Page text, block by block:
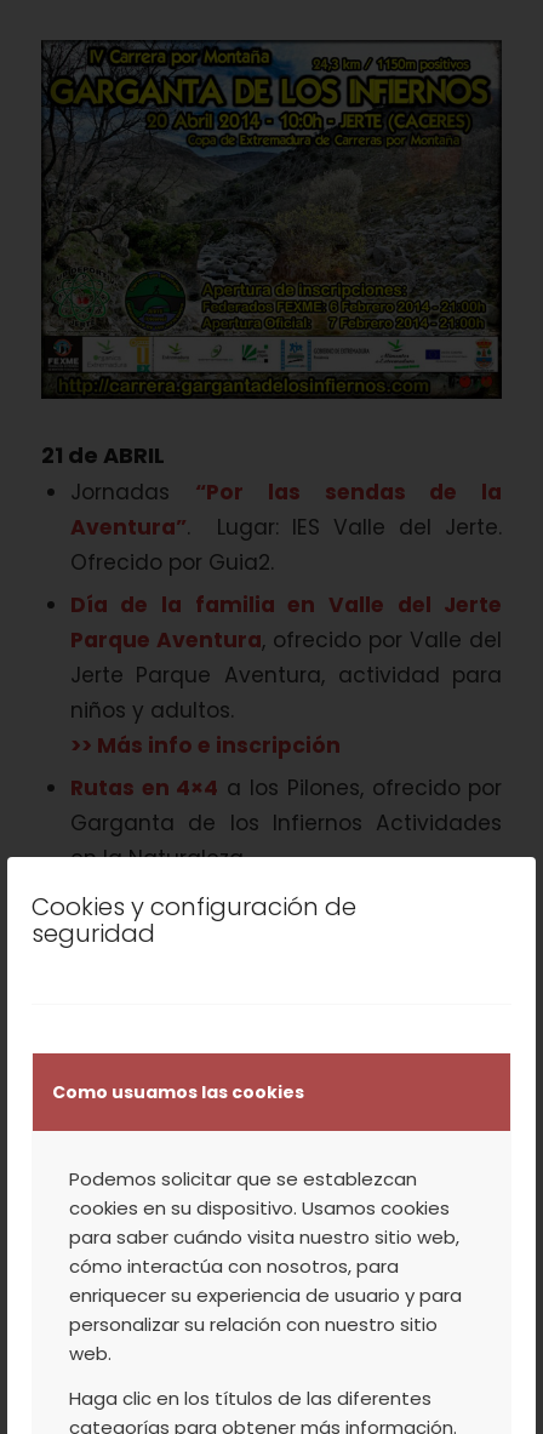
Cookies y configuración de
seguridad
Como usuamos las cookies
Podemos solicitar que se establezcan
cookies en su dispositivo. Usamos cookies
para saber cuándo visita nuestro sitio web,
cómo interactúa con nosotros, para
enriquecer su experiencia de usuario y para
personalizar su relación con nuestro sitio
web.
Haga clic en los títulos de las diferentes
categorías para obtener más información.
21 de ABRIL
Jornadas “Por las sendas de la
Aventura”. Lugar: IES Valle del Jerte.
Ofrecido por Guia2.
Día de la familia en Valle del Jerte
Parque Aventura, ofrecido por Valle del
Jerte Parque Aventura, actividad para
niños y adultos.
>> Más info e inscripción
Rutas en 4×4 a los Pilones, ofrecido por
Garganta de los Infiernos Actividades
en la Naturaleza.
>> Más info e inscripción
22 de ABRIL
Guia2.
Taller de fotografía nocturna
por Garganta de los Infiernos
Actividades en la Naturaleza.
>> Más info e inscripción
23 de ABRIL
(durante toda la jornada)SAN JORGE
Popular fiesta de San Jorge en el municipio